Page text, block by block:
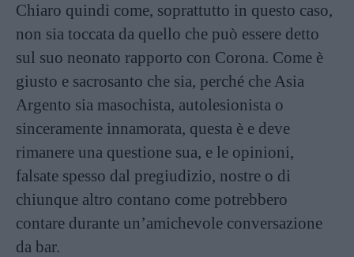
Chiaro quindi come, soprattutto in questo caso,
non sia toccata da quello che può essere detto
sul suo neonato rapporto con Corona. Come è
giusto e sacrosanto che sia, perché che Asia
Argento sia masochista, autolesionista o
sinceramente innamorata, questa è e deve
rimanere una questione sua, e le opinioni,
falsate spesso dal pregiudizio, nostre o di
chiunque altro contano come potrebbero
contare durante un’amichevole conversazione
da bar.